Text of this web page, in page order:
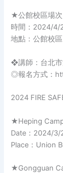
★公館校區場次
時間：2024/4/
地點：公館校
❖講師：台北
◎報名方式：
2024 FIRE
★Heping
Date：2024/
Place：Union
★Gongguan